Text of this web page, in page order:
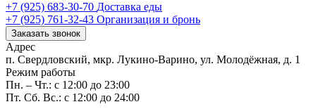
+7 (925) 683-30-70 Доставка еды
+7 (925) 761-32-43 Организация и бронь
Заказать звонок
Адрес
п. Свердловский, мкр. Лукино-Варино, ул. Молодёжная, д. 1
Режим работы
Пн. – Чт.: с 12:00 до 23:00
Пт. Сб. Вс.: с 12:00 до 24:00